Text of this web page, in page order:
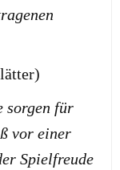
sorgen für
vor einer
Spielfreude